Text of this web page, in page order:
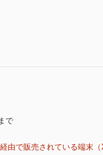
で
で販売されている端末（